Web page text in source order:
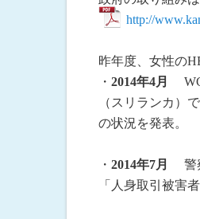
http://
昨年度、女性の
・ 2014年4月
（スリランカ）
の状況を発表。
・ 2014年7月
警
「人身取引被害